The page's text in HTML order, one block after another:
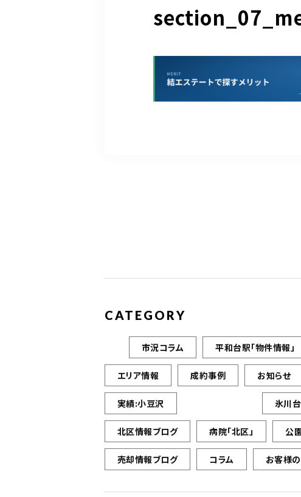
CATEGORY
市況コラム 平和台駅「物件情報」
エリア情報 成約事例 お知らせ
実績:小豆沢 氷川台
北区情報ブログ 病院「北区」 公
売却情報ブログ コラム お客様